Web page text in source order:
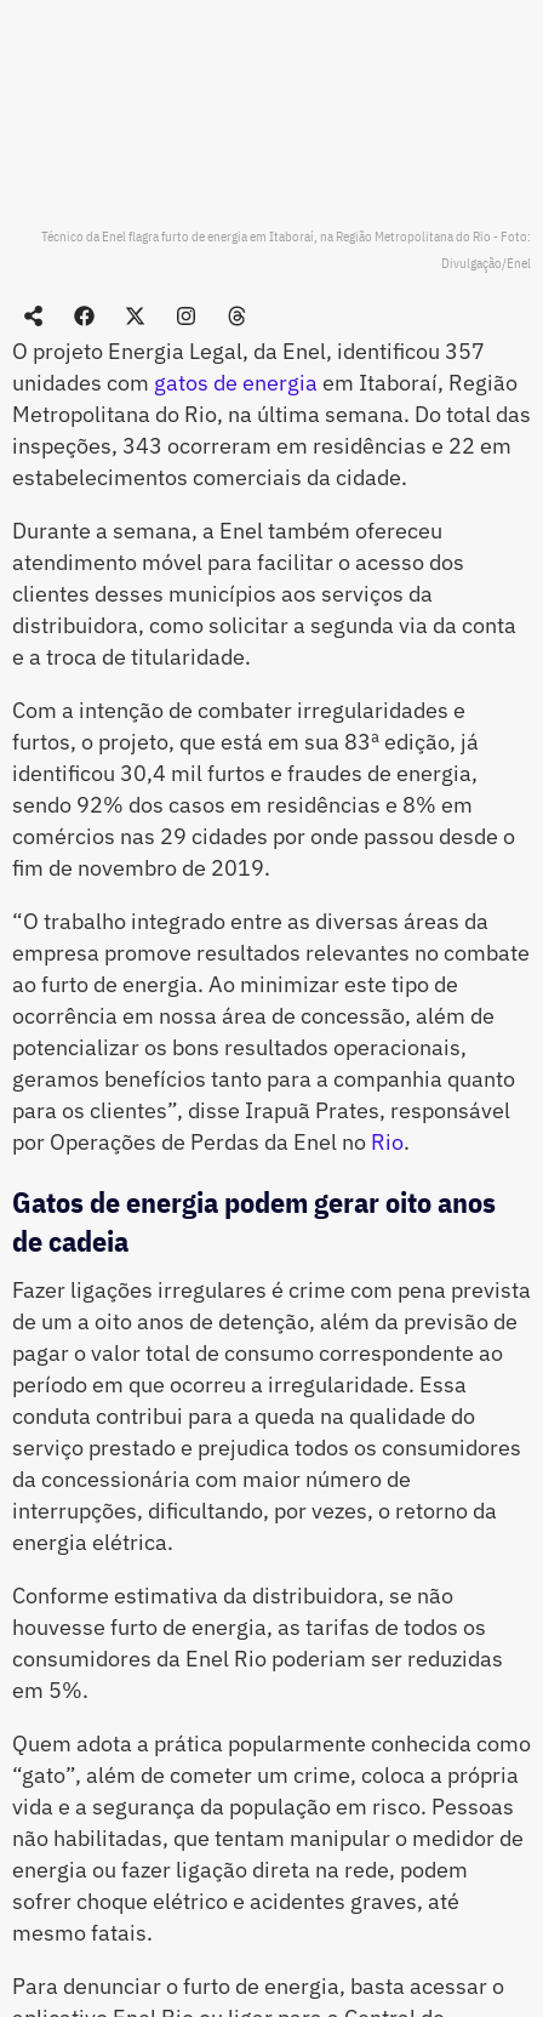
Técnico da Enel flagra furto de energia em Itaboraí, na Região Metropolitana do Rio - Foto:
Divulgação/Enel
O projeto Energia Legal, da Enel, identificou 357
unidades com gatos de energia em Itaboraí, Região
Metropolitana do Rio, na última semana. Do total das
inspeções, 343 ocorreram em residências e 22 em
estabelecimentos comerciais da cidade.
Durante a semana, a Enel também ofereceu
atendimento móvel para facilitar o acesso dos
clientes desses municípios aos serviços da
distribuidora, como solicitar a segunda via da conta
e a troca de titularidade.
Com a intenção de combater irregularidades e
furtos, o projeto, que está em sua 83ª edição, já
identificou 30,4 mil furtos e fraudes de energia,
sendo 92% dos casos em residências e 8% em
comércios nas 29 cidades por onde passou desde o
fim de novembro de 2019.
“O trabalho integrado entre as diversas áreas da
empresa promove resultados relevantes no combate
ao furto de energia. Ao minimizar este tipo de
ocorrência em nossa área de concessão, além de
potencializar os bons resultados operacionais,
geramos benefícios tanto para a companhia quanto
para os clientes”, disse Irapuã Prates, responsável
por Operações de Perdas da Enel no Rio.
Gatos de energia podem gerar oito anos
de cadeia
Fazer ligações irregulares é crime com pena prevista
de um a oito anos de detenção, além da previsão de
pagar o valor total de consumo correspondente ao
período em que ocorreu a irregularidade. Essa
conduta contribui para a queda na qualidade do
serviço prestado e prejudica todos os consumidores
da concessionária com maior número de
interrupções, dificultando, por vezes, o retorno da
energia elétrica.
Conforme estimativa da distribuidora, se não
houvesse furto de energia, as tarifas de todos os
consumidores da Enel Rio poderiam ser reduzidas
em 5%.
Quem adota a prática popularmente conhecida como
“gato”, além de cometer um crime, coloca a própria
vida e a segurança da população em risco. Pessoas
não habilitadas, que tentam manipular o medidor de
energia ou fazer ligação direta na rede, podem
sofrer choque elétrico e acidentes graves, até
mesmo fatais.
Para denunciar o furto de energia, basta acessar o